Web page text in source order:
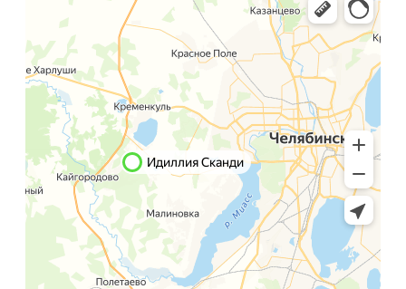
Подать заявку
Я даю свою согласие на обработку своих
персональных данных